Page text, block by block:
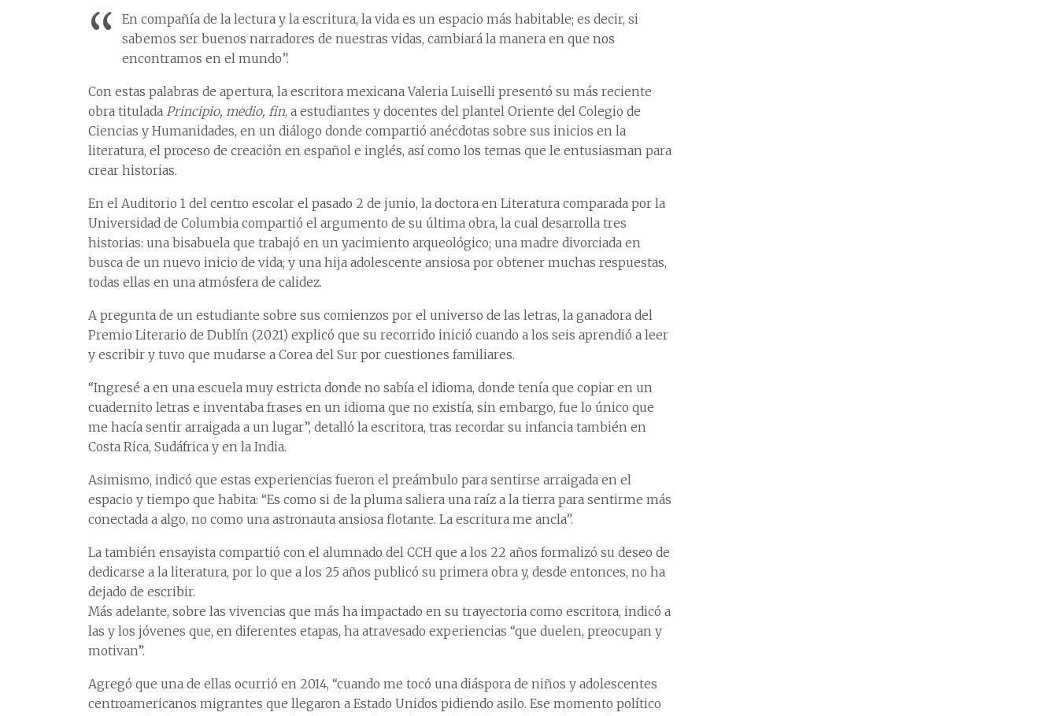
“
En compañía de la lectura y la escritura, la vida es un espacio más habitable; es decir, si
sabemos ser buenos narradores de nuestras vidas, cambiará la manera en que nos
encontramos en el mundo”.
Con estas palabras de apertura, la escritora mexicana Valeria Luiselli presentó su más reciente
obra titulada Principio, medio, fin, a estudiantes y docentes del plantel Oriente del Colegio de
Ciencias y Humanidades, en un diálogo donde compartió anécdotas sobre sus inicios en la
literatura, el proceso de creación en español e inglés, así como los temas que le entusiasman para
crear historias.
En el Auditorio 1 del centro escolar el pasado 2 de junio, la doctora en Literatura comparada por la
Universidad de Columbia compartió el argumento de su última obra, la cual desarrolla tres
historias: una bisabuela que trabajó en un yacimiento arqueológico; una madre divorciada en
busca de un nuevo inicio de vida; y una hija adolescente ansiosa por obtener muchas respuestas,
todas ellas en una atmósfera de calidez.
A pregunta de un estudiante sobre sus comienzos por el universo de las letras, la ganadora del
Premio Literario de Dublín (2021) explicó que su recorrido inició cuando a los seis aprendió a leer
y escribir y tuvo que mudarse a Corea del Sur por cuestiones familiares.
“Ingresé a en una escuela muy estricta donde no sabía el idioma, donde tenía que copiar en un
cuadernito letras e inventaba frases en un idioma que no existía, sin embargo, fue lo único que
me hacía sentir arraigada a un lugar”, detalló la escritora, tras recordar su infancia también en
Costa Rica, Sudáfrica y en la India.
Asimismo, indicó que estas experiencias fueron el preámbulo para sentirse arraigada en el
espacio y tiempo que habita: “Es como si de la pluma saliera una raíz a la tierra para sentirme más
conectada a algo, no como una astronauta ansiosa flotante. La escritura me ancla”.
La también ensayista compartió con el alumnado del CCH que a los 22 años formalizó su deseo de
dedicarse a la literatura, por lo que a los 25 años publicó su primera obra y, desde entonces, no ha
dejado de escribir.
Más adelante, sobre las vivencias que más ha impactado en su trayectoria como escritora, indicó a
las y los jóvenes que, en diferentes etapas, ha atravesado experiencias “que duelen, preocupan y
motivan”.
Agregó que una de ellas ocurrió en 2014, “cuando me tocó una diáspora de niños y adolescentes
centroamericanos migrantes que llegaron a Estado Unidos pidiendo asilo. Ese momento político